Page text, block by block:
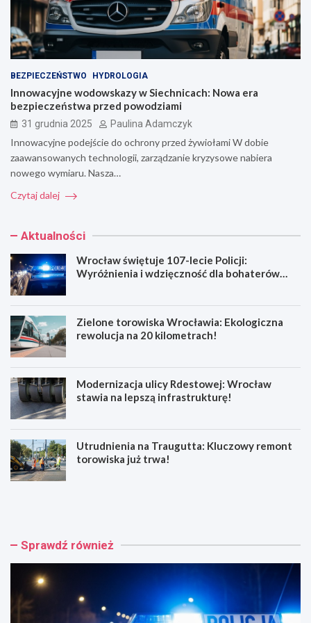
BEZPIECZEŃSTWO HYDROLOGIA
Innowacyjne wodowskazy w Siechnicach: Nowa era
bezpieczeństwa przed powodziami
31 grudnia 2025 Paulina Adamczyk
Innowacyjne podejście do ochrony przed żywiołami W dobie
zaawansowanych technologii, zarządzanie kryzysowe nabiera
nowego wymiaru. Nasza…
Czytaj dalej
Aktualności
Wrocław świętuje 107-lecie Policji:
Wyróżnienia i wdzięczność dla bohaterów
Zielone torowiska Wrocławia: Ekologiczna
rewolucja na 20 kilometrach!
Modernizacja ulicy Rdestowej: Wrocław
stawia na lepszą infrastrukturę!
Utrudnienia na Traugutta: Kluczowy remont
torowiska już trwa!
W
a
i
Z
n
r
Sprawdź również